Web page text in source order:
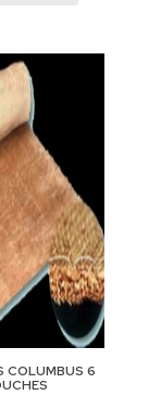
COLUMBUS 6